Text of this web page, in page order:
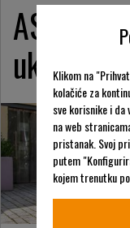
AS-
Klikom na
kolačiće za
sve korisnike i
na web
pristanak. Svoj
putem
kojem trenutku